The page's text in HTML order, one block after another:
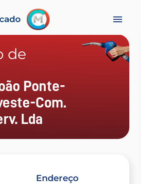
de
Ponte-
Com.
Lda
Endereço